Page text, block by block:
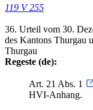
119 V 255
36. Urteil vom 30.
des Kantons Thurgau
Thurgau
Regeste (de):
Art. 21 Abs. 1
HVI-Anhang.